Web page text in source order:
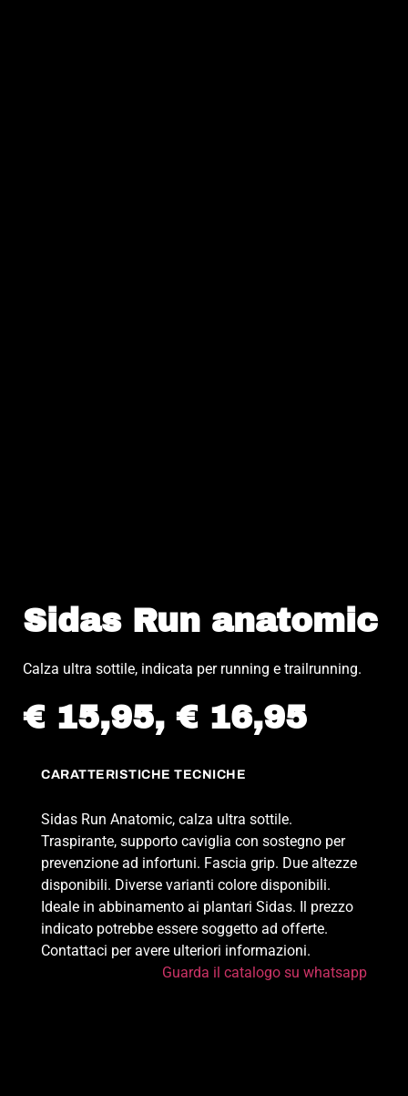
Sidas Run anatomic
Calza ultra sottile, indicata per running e trailrunning.
€ 15,95, € 16,95
CARATTERISTICHE TECNICHE
Sidas Run Anatomic, calza ultra sottile.
Traspirante, supporto caviglia con sostegno per
prevenzione ad infortuni. Fascia grip. Due altezze
disponibili. Diverse varianti colore disponibili.
Ideale in abbinamento ai plantari Sidas. Il prezzo
indicato potrebbe essere soggetto ad offerte.
Contattaci per avere ulteriori informazioni.
Guarda il catalogo su whatsapp